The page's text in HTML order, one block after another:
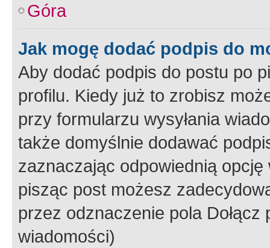
Góra
Jak mogę dodać podpis do
Aby dodać podpis do postu po
profilu. Kiedy już to zrobisz
przy formularzu wysyłania
także domyślnie dodawać
zaznaczając odpowiednią
pisząc post możesz
przez odznaczenie pola
wiadomości)